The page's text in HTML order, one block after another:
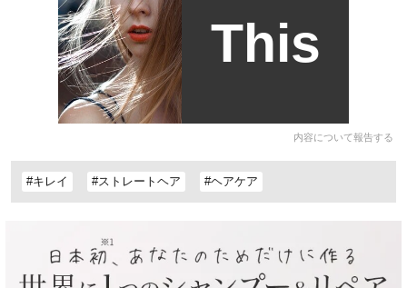
This
内容について報告する
#キレイ #ストレートヘア #ヘアケア